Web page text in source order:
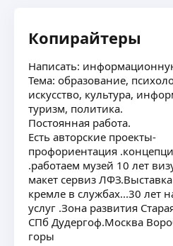
Копирайтеры
Написать:
Тема: образование,
искусство, культура,
туризм, политика.
Постоянная работа.
Есть авторские проекты-
профориентация
.работаем музей 10 лет визуализация
макет сервиз
кремле в службах...30 лет
услуг .Зона развития
СПб Дудергоф.Москва
горы